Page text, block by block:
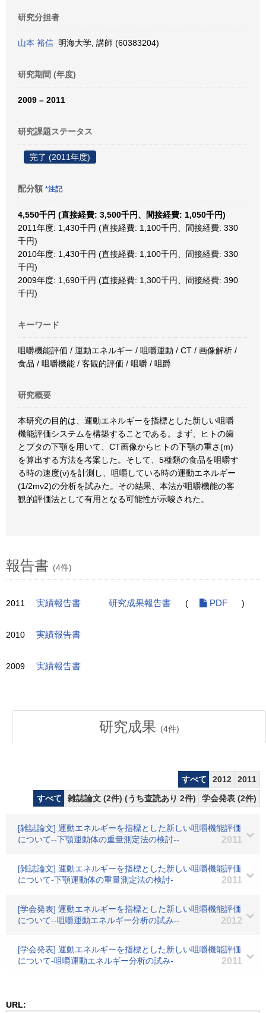
研究分担者
山本 裕信 明海大学, 講師 (60383204)
研究期間 (年度)
2009 – 2011
研究課題ステータス
完了 (2011年度)
配分額 *注記
4,550千円 (直接経費: 3,500千円、間接経費: 1,050千円)
2011年度: 1,430千円 (直接経費: 1,100千円、間接経費: 330
千円)
2010年度: 1,430千円 (直接経費: 1,100千円、間接経費: 330
千円)
2009年度: 1,690千円 (直接経費: 1,300千円、間接経費: 390
千円)
キーワード
咀嚼機能評価 / 運動エネルギー / 咀嚼運動 / CT / 画像解析 /
食品 / 咀嚼機能 / 客観的評価 / 咀嚼 / 咀爵
研究概要
本研究の目的は、運動エネルギーを指標とした新しい咀嚼
機能評価システムを構築することである。まず、ヒトの歯
とブタの下顎を用いて、CT画像からヒトの下顎の重さ(m)
を算出する方法を考案した。そして、5種類の食品を咀嚼す
る時の速度(ν)を計測し、咀嚼している時の運動エネルギー
(1/2mν2)の分析を試みた。その結果、本法が咀嚼機能の客
観的評価法として有用となる可能性が示唆された。
報告書 (4件)
2011 実績報告書 研究成果報告書 ( PDF )
2010 実績報告書
2009 実績報告書
研究成果 (4件)
すべて 2012
2011
すべて
雑誌論文 (2件) (うち査読あり 2件) 学会発表 (2件)
[雑誌論文] 運動エネルギーを指標とした新しい咀嚼機能評価
について--下顎運動体の重量測定法の検討--
2011
[雑誌論文] 運動エネルギーを指標とした新しい咀嚼機能評価
について-下顎運動体の重量測定法の検討-
2011
[学会発表] 運動エネルギーを指標とした新しい咀嚼機能評価
について--咀嚼運動エネルギー分析の試み--
2012
[学会発表] 運動エネルギーを指標とした新しい咀嚼機能評価
について-咀嚼運動エネルギー分析の試み-
2011
URL: